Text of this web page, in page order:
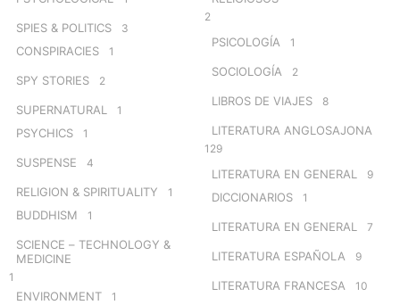
SPIES & POLITICS 3
CONSPIRACIES 1
SPY STORIES 2
SUPERNATURAL 1
PSYCHICS 1
SUSPENSE 4
RELIGION & SPIRITUALITY 1
BUDDHISM 1
SCIENCE – TECHNOLOGY &
MEDICINE
1
ENVIRONMENT 1
2
PSICOLOGÍA 1
SOCIOLOGÍA 2
LIBROS DE VIAJES 8
LITERATURA ANGLOSAJONA
129
LITERATURA EN GENERAL 9
DICCIONARIOS 1
LITERATURA EN GENERAL 7
LITERATURA ESPAÑOLA 9
LITERATURA FRANCESA 10